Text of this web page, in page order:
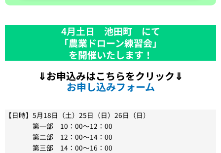
4月土日 池田町 にて
「農業ドローン練習会」
を開催いたします！
⇓お申込みはこちらをクリック⇓
お申し込みフォーム
【日時】5月18日（土）25日（日）26日（日）
第一部 10：00～12：00
第二部 12：00～14：00
第三部 14：00～16：00